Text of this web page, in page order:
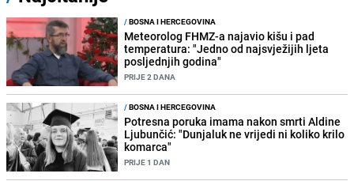
/BOSNA I HERCEGOVINA
Meteorolog FHMZ-a najavio kišu i pad
temperatura: "Jedno od najsvježijih ljeta
posljednjih godina"
PRIJE 2 DANA
/BOSNA I HERCEGOVINA
Potresna poruka imama nakon smrti Aldine
Ljubunčić: "Dunjaluk ne vrijedi ni koliko krilo
komarca"
PRIJE 1 DAN